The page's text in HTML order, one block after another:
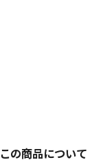
この商品について